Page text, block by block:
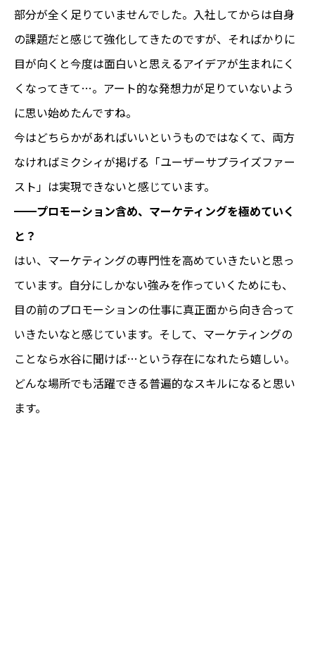
部分が全く足りていませんでした。入社してからは自身
の課題だと感じて強化してきたのですが、そればかりに
目が向くと今度は面白いと思えるアイデアが生まれにく
くなってきて…。アート的な発想力が足りていないよう
に思い始めたんですね。
今はどちらかがあればいいというものではなくて、両方
なければミクシィが掲げる「ユーザーサプライズファー
スト」は実現できないと感じています。
━━プロモーション含め、マーケティングを極めていく
と？
はい、マーケティングの専門性を高めていきたいと思っ
ています。自分にしかない強みを作っていくためにも、
目の前のプロモーションの仕事に真正面から向き合って
いきたいなと感じています。そして、マーケティングの
ことなら水谷に聞けば…という存在になれたら嬉しい。
どんな場所でも活躍できる普遍的なスキルになると思い
ます。